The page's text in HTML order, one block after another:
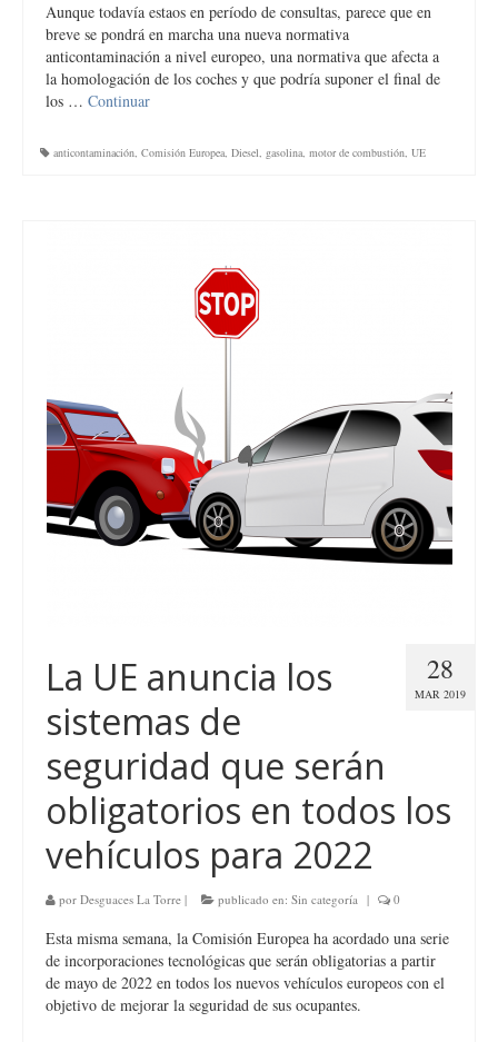
Aunque todavía estaos en período de consultas, parece que en
breve se pondrá en marcha una nueva normativa
anticontaminación a nivel europeo, una normativa que afecta a
la homologación de los coches y que podría suponer el final de
los … Continuar
anticontaminación, Comisión Europea, Diesel, gasolina, motor de combustión, UE
28
MAR 2019
La UE anuncia los
sistemas de
seguridad que serán
obligatorios en todos los
vehículos para 2022
por Desguaces La Torre | publicado en: Sin categoría | 0
Esta misma semana, la Comisión Europea ha acordado una serie
de incorporaciones tecnológicas que serán obligatorias a partir
de mayo de 2022 en todos los nuevos vehículos europeos con el
objetivo de mejorar la seguridad de sus ocupantes.